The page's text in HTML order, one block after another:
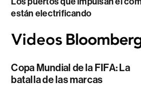
están electrificando
Copa Mundial de la FIFA: La
batalla de las marcas